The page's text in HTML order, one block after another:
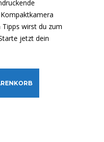
wirst du zum
jetzt dein